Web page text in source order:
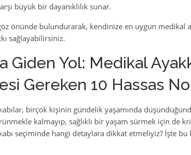
büyük bir dayanıklılık sunar.
önünde bulundurarak, kendinize en uygun medikal
sağlayabilirsiniz.
Giden Yol: Medikal
Gereken 10 Hassas
birçok kişinin gündelik yaşamında
kalmayıp, sağlıklı bir yaşam sürmek için de
seçiminde hangi detaylara dikkat etmeliyiz? İşte